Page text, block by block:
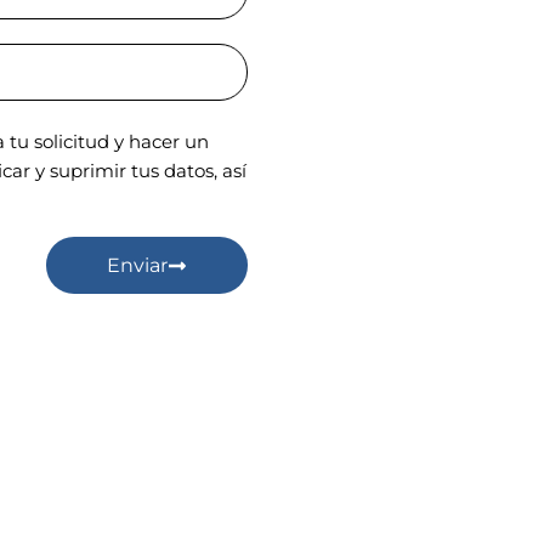
tu solicitud y hacer un
y suprimir tus datos, así
Enviar